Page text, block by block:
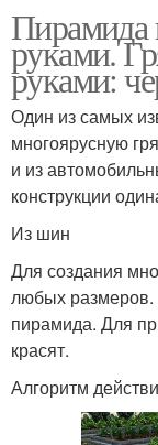
Пирамида
руками.
руками:
Один из самых
многоярусную
и из
конструкции
Из шин
Для создания
любых размеров.
пирамида. Для
красят.
Алгоритм